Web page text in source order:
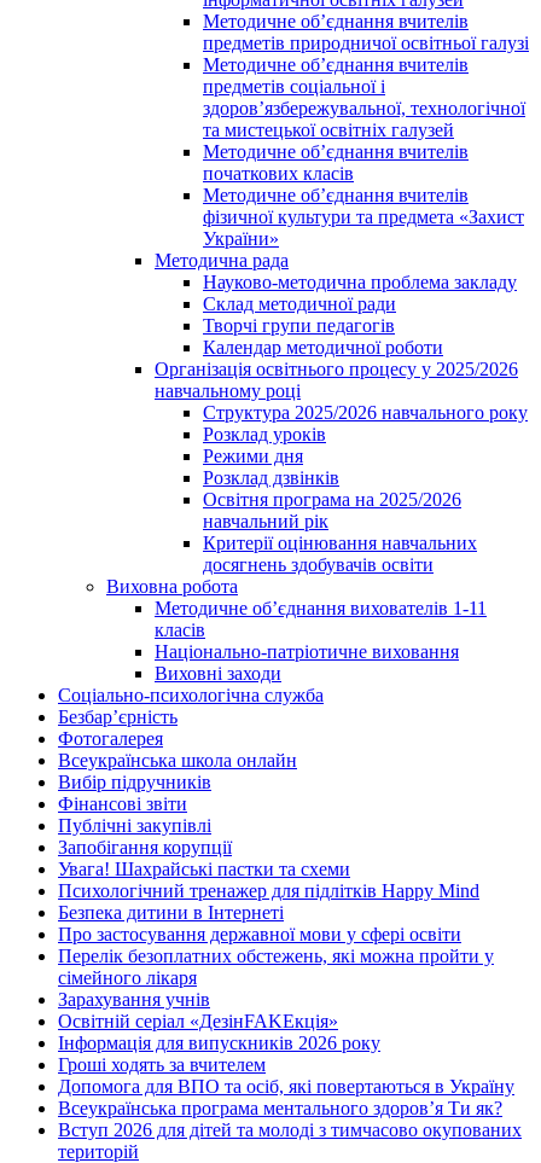
Методичне об’єднання вчителів
предметів природничої освітньої галузі
Методичне об’єднання вчителів
предметів соціальної і
здоров’язбережувальної, технологічної
та мистецької освітніх галузей
Методичне об’єднання вчителів
початкових класів
Методичне об’єднання вчителів
фізичної культури та предмета «Захист
України»
Методична рада
Науково-методична проблема закладу
Склад методичної ради
Творчі групи педагогів
Календар методичної роботи
Організація освітнього процесу у 2025/2026
навчальному році
Структура 2025/2026 навчального року
Розклад уроків
Режими дня
Розклад дзвінків
Освітня програма на 2025/2026
навчальний рік
Критерії оцінювання навчальних
досягнень здобувачів освіти
Виховна робота
Методичне об’єднання вихователів 1-11
класів
Національно-патріотичне виховання
Виховні заходи
Соціально-психологічна служба
Безбар’єрність
Фотогалерея
Всеукраїнська школа онлайн
Вибір підручників
Фінансові звіти
Публічні закупівлі
Запобігання корупції
Увага! Шахрайські пастки та схеми
Психологічний тренажер для підлітків Happy Mind
Безпека дитини в Інтернеті
Про застосування державної мови у сфері освіти
Перелік безоплатних обстежень, які можна пройти у
сімейного лікаря
Зарахування учнів
Освітній серіал «ДезінFAKEкція»
Інформація для випускників 2026 року
Гроші ходять за вчителем
Допомога для ВПО та осіб, які повертаються в Україну
Всеукраїнська програма ментального здоров’я Ти як?
Вступ 2026 для дітей та молоді з тимчасово окупованих
територій